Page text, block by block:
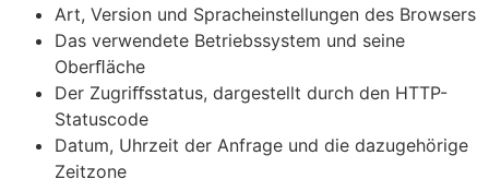
Art, Version und Spracheinstellungen des Browsers
Das verwendete Betriebssystem und seine
Oberﬂäche
Der Zugriﬀsstatus, dargestellt durch den HTTP-
Statuscode
Datum, Uhrzeit der Anfrage und die dazugehörige
Zeitzone